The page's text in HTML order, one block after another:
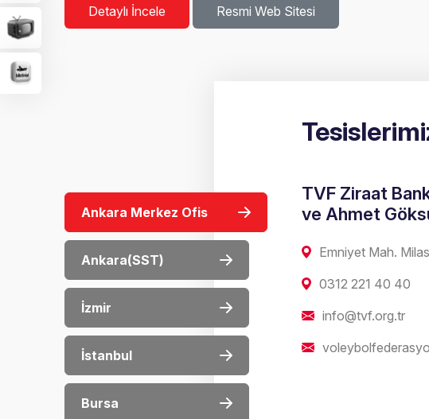
Detaylı İncele Resmi Web Sitesi
Ankara Merkez Ofis
Ankara(SST)
İzmir
İstanbul
Bursa
TVF Ziraat
ve Ahmet
Emniyet Mah.
0312 221 40 40
info@tvf.org.tr